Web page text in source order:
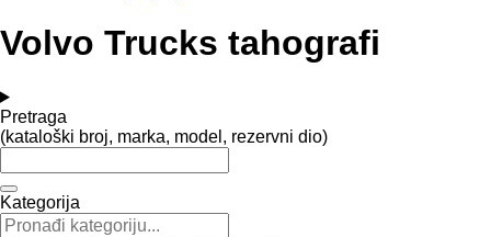
Volvo Trucks tahografi
Pretraga
(kataloški broj, marka, model, rezervni dio)
Kategorija